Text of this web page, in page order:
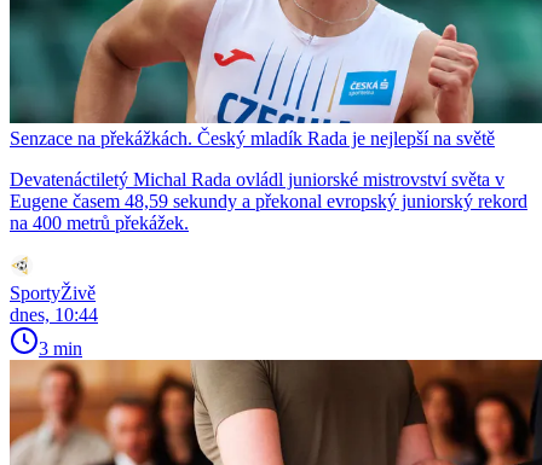
Senzace na překážkách. Český mladík Rada je nejlepší na světě
Devatenáctiletý Michal Rada ovládl juniorské mistrovství světa v
Eugene časem 48,59 sekundy a překonal evropský juniorský rekord
na 400 metrů překážek.
SportyŽivě
dnes, 10:44
3 min